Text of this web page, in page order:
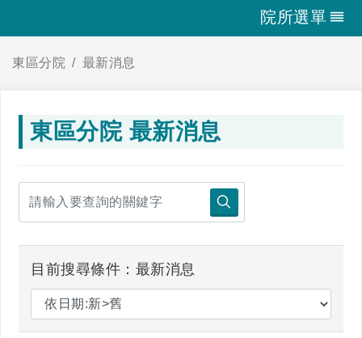
院所選單
東區分院 最新消息
東區分院 最新消息
目前搜尋條件：最新消息